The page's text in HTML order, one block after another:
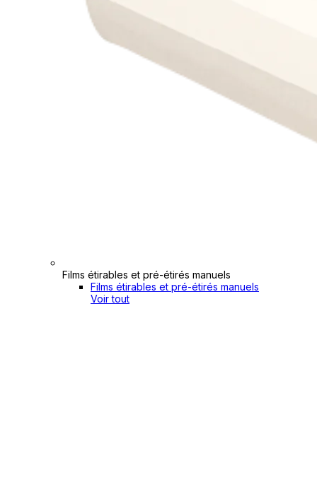
Films étirables et pré-étirés manuels
Films étirables et pré-étirés manuels
Voir tout